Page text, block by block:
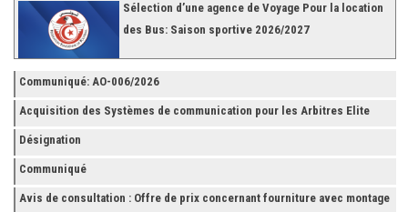
Sélection d’une agence de Voyage Pour la location
des Bus: Saison sportive 2026/2027
Communiqué: AO-006/2026
Acquisition des Systèmes de communication pour les Arbitres Elite
Désignation
Communiqué
Avis de consultation : Offre de prix concernant fourniture avec montage